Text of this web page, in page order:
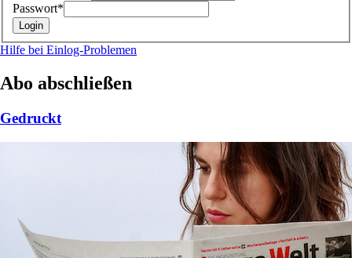
Passwort*
Hilfe bei Einlog-Problemen
Abo abschließen
Gedruckt